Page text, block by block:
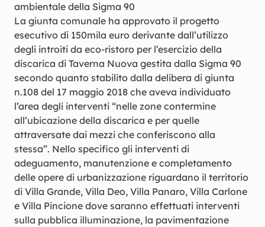
ambientale della Sigma 90
La giunta comunale ha approvato il progetto
esecutivo di 150mila euro derivante dall’utilizzo
degli introiti da eco-ristoro per l’esercizio della
discarica di Taverna Nuova gestita dalla Sigma 90
secondo quanto stabilito dalla delibera di giunta
n.108 del 17 maggio 2018 che aveva individuato
l’area degli interventi “nelle zone contermine
all’ubicazione della discarica e per quelle
attraversate dai mezzi che conferiscono alla
stessa”. Nello specifico gli interventi di
adeguamento, manutenzione e completamento
delle opere di urbanizzazione riguardano il territorio
di Villa Grande, Villa Deo, Villa Panaro, Villa Carlone
e Villa Pincione dove saranno effettuati interventi
sulla pubblica illuminazione, la pavimentazione